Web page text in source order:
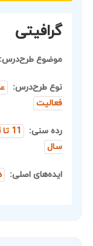
گرافیتی
موضوع طرح‌درس:
نوع طرح‌درس:
فعالیت
رده سنی: 11 تا 14 سال
سال
ایده‌های اصلی: